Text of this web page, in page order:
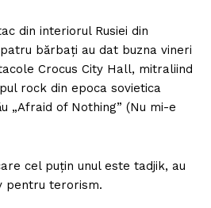
din interiorul Rusiei din
bărbați au dat buzna vineri
Crocus City Hall, mitraliind
rock din epoca sovietica
„Afraid of Nothing” (Nu mi-e
cel puțin unul este tadjik, au
pentru terorism.